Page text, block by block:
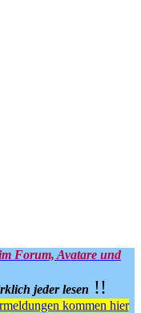
Forum, Avatare und
jeder lesen !!
kommen hier